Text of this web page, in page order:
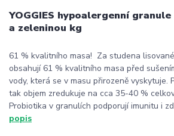
YOGGIES hypoalergenní granule
a zeleninou kg
61 % kvalitního masa! Za studena
obsahují 61 % kvalitního masa před
vody, která se v masu přirozeně vyskytuje.
tak objem zredukuje na cca 35-40 %
Probiotika v granulích podporují imunitu i
popis